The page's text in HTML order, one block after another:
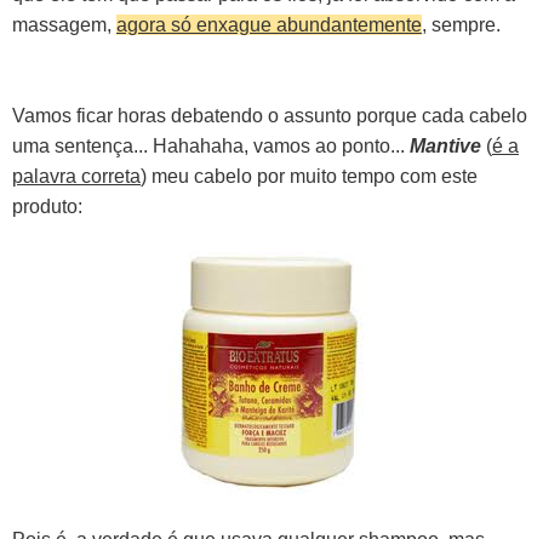
massagem, agora só enxague abundantemente, sempre.
Vamos ficar horas debatendo o assunto porque cada cabelo
uma sentença... Hahahaha, vamos ao ponto... Mantive (é a
palavra correta) meu cabelo por muito tempo com este
produto: